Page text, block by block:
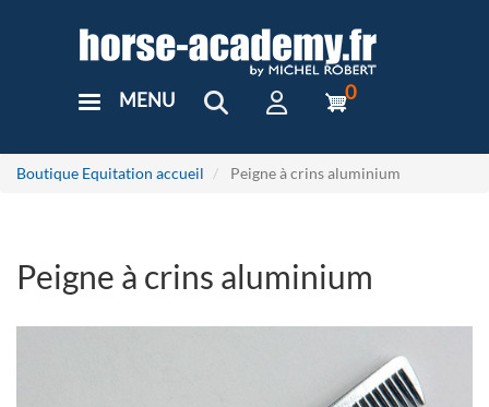
User
Custom
MENU 0
Boutique Equitation accueil Peigne à crins aluminium
Peigne à crins aluminium